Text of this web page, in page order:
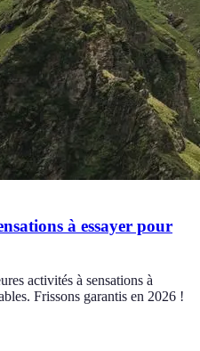
à essayer pour
activités à sensations à
Frissons garantis en 2026 !